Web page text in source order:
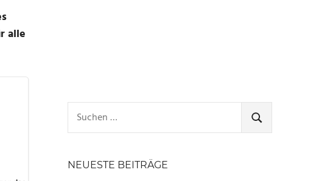
alle
nach:
SUCHEN
NEUESTE BEITRÄGE